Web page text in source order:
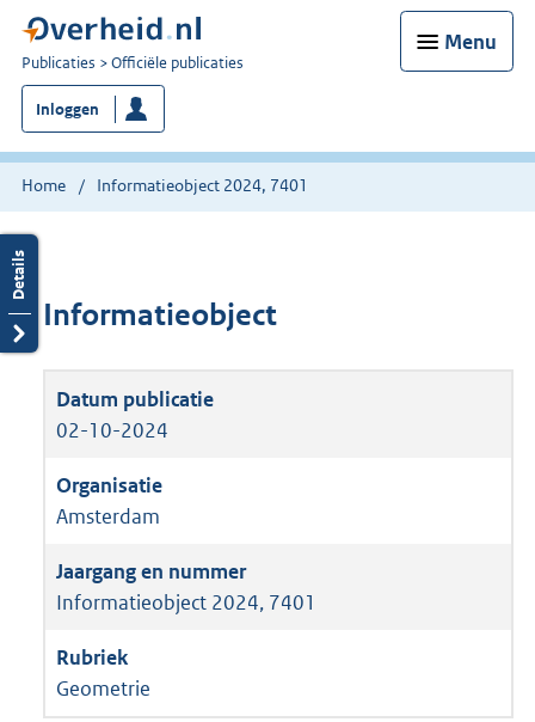
Menu
U
bent
nu
hier:
Publicaties Officiële publicaties
Inloggen
Home Informatieobject 2024, 7401
Informatieobject
02-10-2024
Amsterdam
Informatieobject 2024, 7401
Geometrie